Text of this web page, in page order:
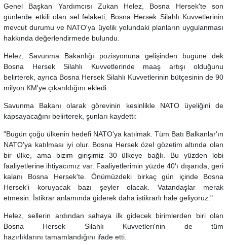
Genel Başkan Yardımcısı Zukan Helez, Bosna Hersek'te son
günlerde etkili olan sel felaketi, Bosna Hersek Silahlı Kuvvetlerinin
mevcut durumu ve NATO'ya üyelik yolundaki planların uygulanması
hakkında değerlendirmede bulundu.
Helez, Savunma Bakanlığı pozisyonuna gelişinden bugüne dek
Bosna Hersek Silahlı Kuvvetlerinde maaş artışı olduğunu
belirterek, ayrıca Bosna Hersek Silahlı Kuvvetlerinin bütçesinin de 90
milyon KM'ye çıkarıldığını ekledi.
Savunma Bakanı olarak görevinin kesinlikle NATO üyeliğini de
kapsayacağını belirterek, şunları kaydetti:
"Bugün çoğu ülkenin hedefi NATO'ya katılmak. Tüm Batı Balkanlar'ın
NATO'ya katılması iyi olur. Bosna Hersek özel gözetim altında olan
bir ülke, ama bizim girişimiz 30 ülkeye bağlı. Bu yüzden lobi
faaliyetlerine ihtiyacımız var. Faaliyetlerimin yüzde 40'ı dışarıda, geri
kalanı Bosna Hersek'te. Önümüzdeki birkaç gün içinde Bosna
Hersek'i koruyacak bazı şeyler olacak. Vatandaşlar merak
etmesin. İstikrar anlamında giderek daha istikrarlı hale geliyoruz."
Helez, sellerin ardından sahaya ilk gidecek birimlerden biri olan
Bosna Hersek Silahlı Kuvvetleri'nin de tüm
hazırlıklarını tamamlandığını ifade etti.